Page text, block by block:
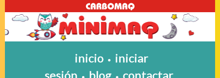
inicio • iniciar
sesión
blog contactar